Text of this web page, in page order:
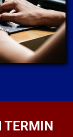
TERMIN